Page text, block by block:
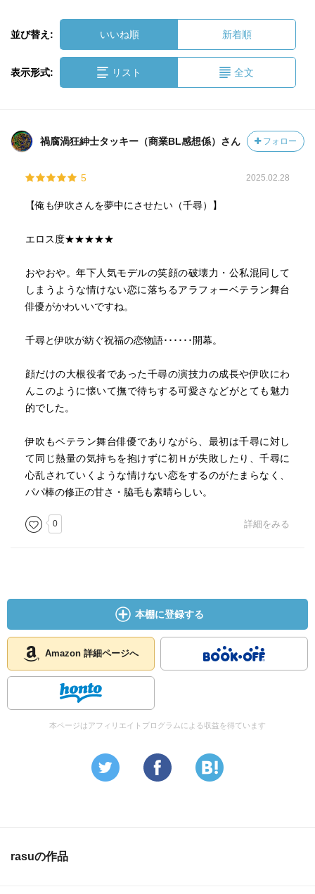
並び替え: いいね順 新着順
表示形式: リスト 全文
禍腐渦狂紳士タッキー（商業BL感想係）さん フォロー
5 2025.02.28
【俺も伊吹さんを夢中にさせたい（千尋）】
エロス度★★★★★
おやおや。年下人気モデルの笑顔の破壊力・公私混同して
しまうような情けない恋に落ちるアラフォーベテラン舞台
俳優がかわいいですね。
千尋と伊吹が紡ぐ祝福の恋物語･･････開幕。
顔だけの大根役者であった千尋の演技力の成長や伊吹にわ
んこのように懐いて撫で待ちする可愛さなどがとても魅力
的でした。
伊吹もベテラン舞台俳優でありながら、最初は千尋に対し
て同じ熱量の気持ちを抱けずに初Ｈが失敗したり、千尋に
心乱されていくような情けない恋をするのがたまらなく、
パパ棒の修正の甘さ・脇毛も素晴らしい。
0 詳細をみる
本棚に登録する
Amazon 詳細ページへ
本ページはアフィリエイトプログラムによる収益を得ています
rasuの作品